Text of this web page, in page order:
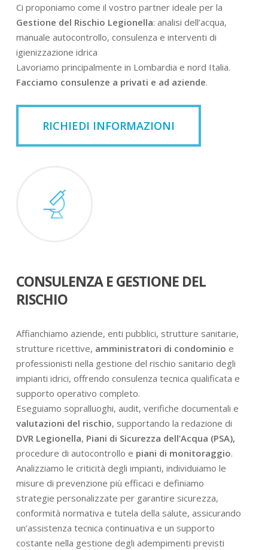
Ci proponiamo come il vostro partner ideale per la
Gestione del Rischio Legionella: analisi dell’acqua,
manuale autocontrollo, consulenza e interventi di
igienizzazione idrica
Lavoriamo principalmente in Lombardia e nord Italia.
Facciamo consulenze a privati e ad aziende.
RICHIEDI INFORMAZIONI
CONSULENZA E GESTIONE DEL
RISCHIO
Affianchiamo aziende, enti pubblici, strutture sanitarie,
strutture ricettive, amministratori di condominio e
professionisti nella gestione del rischio sanitario degli
impianti idrici, offrendo consulenza tecnica qualificata e
supporto operativo completo.
Eseguiamo sopralluoghi, audit, verifiche documentali e
valutazioni del rischio, supportando la redazione di
DVR Legionella, Piani di Sicurezza dell’Acqua (PSA),
procedure di autocontrollo e piani di monitoraggio.
Analizziamo le criticità degli impianti, individuiamo le
misure di prevenzione più efficaci e definiamo
strategie personalizzate per garantire sicurezza,
conformità normativa e tutela della salute, assicurando
un’assistenza tecnica continuativa e un supporto
costante nella gestione degli adempimenti previsti